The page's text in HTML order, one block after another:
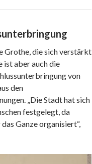
Grothe, die sich verstärkt
ist aber auch die
von
den
„Die Stadt hat sich
festgelegt, da
Ganze organisiert“,